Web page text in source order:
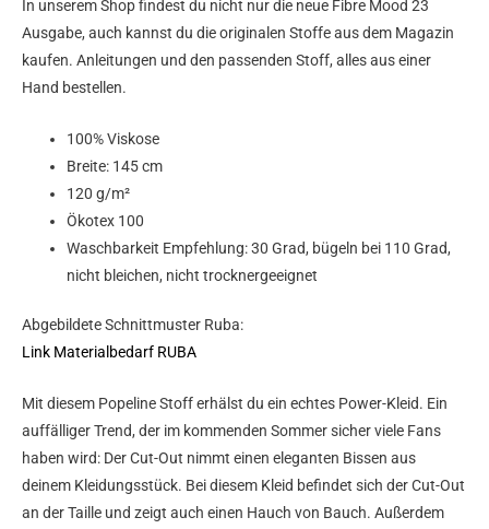
In unserem Shop findest du nicht nur die neue Fibre Mood 23
Ausgabe, auch kannst du die originalen Stoffe aus dem Magazin
kaufen. Anleitungen und den passenden Stoff, alles aus einer
Hand bestellen.
100% Viskose
Breite: 145 cm
120 g/m²
Ökotex 100
Waschbarkeit Empfehlung: 30 Grad, bügeln bei 110 Grad,
nicht bleichen, nicht trocknergeeignet
Abgebildete Schnittmuster Ruba:
Link Materialbedarf RUBA
Mit diesem Popeline Stoff erhälst du ein echtes Power-Kleid. Ein
auffälliger Trend, der im kommenden Sommer sicher viele Fans
haben wird: Der Cut-Out nimmt einen eleganten Bissen aus
deinem Kleidungsstück. Bei diesem Kleid befindet sich der Cut-Out
an derTaille und zeigt auch einen Hauch von Bauch. Außerdem